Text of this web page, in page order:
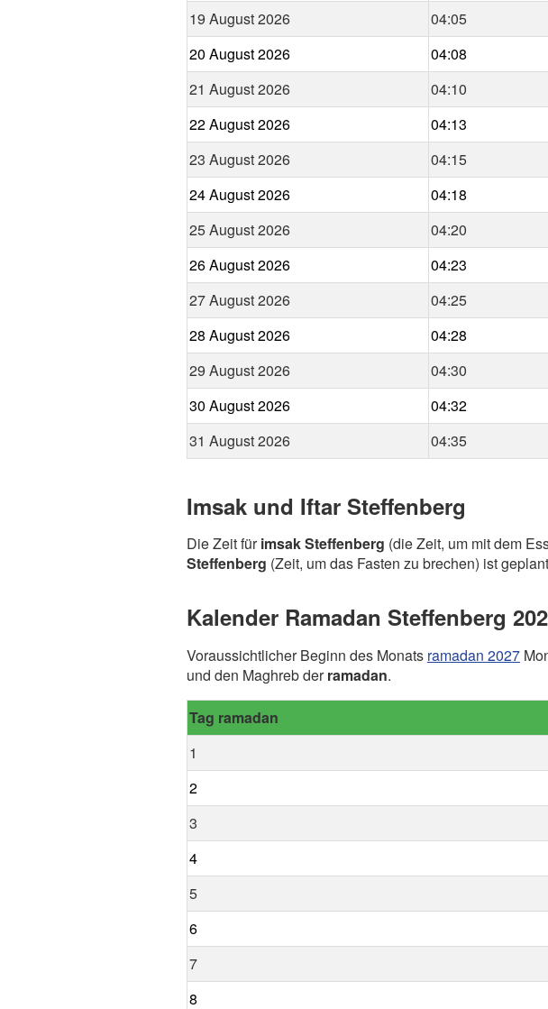
19 August 2026
04:05
20 August 2026
04:08
21 August 2026
04:10
22 August 2026
04:13
23 August 2026
04:15
24 August 2026
04:18
25 August 2026
04:20
26 August 2026
04:23
27 August 2026
04:25
28 August 2026
04:28
29 August 2026
04:30
30 August 2026
04:32
31 August 2026
04:35
Imsak und Iftar Steffenberg
Die Zeit fürimsak Steffenberg (die Zeit, um mit dem
Steffenberg (Zeit, um das Fasten zu brechen) ist
Kalender Ramadan Steffenberg
Voraussichtlicher Beginn des Monats ramadan 2027
und den Maghreb derramadan.
Tag ramadan
1
2
3
4
5
6
7
8